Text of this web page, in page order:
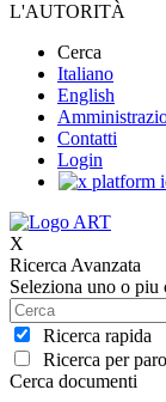
L'AUTORITÀ
Cerca
Italiano
English
Contatti
Login
X
Ricerca Avanzata
Seleziona uno o piu
Ricerca rapida
Ricerca per
Cerca documenti